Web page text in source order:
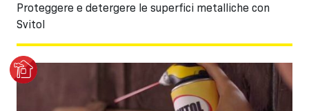
Proteggere e detergere le superfici metalliche con
Svitol